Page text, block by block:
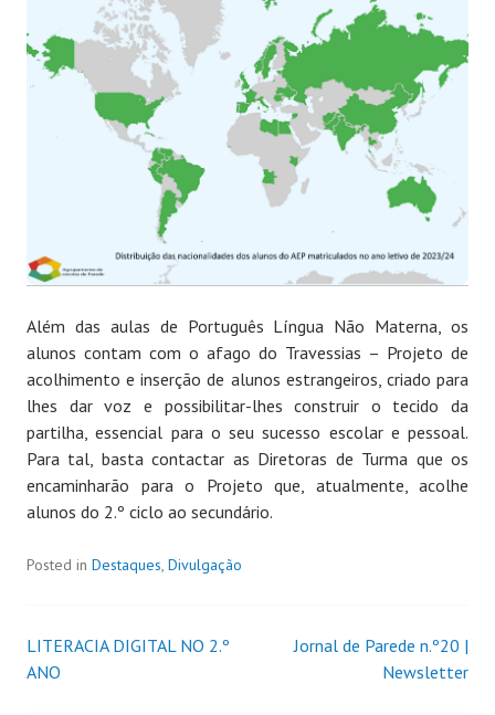
Além das aulas de Português Língua Não Materna, os
alunos contam com o afago do Travessias – Projeto de
acolhimento e inserção de alunos estrangeiros, criado para
lhes dar voz e possibilitar-lhes construir o tecido da
partilha, essencial para o seu sucesso escolar e pessoal.
Para tal, basta contactar as Diretoras de Turma que os
encaminharão para o Projeto que, atualmente, acolhe
alunos do 2.º ciclo ao secundário.
Posted in Destaques, Divulgação
LITERACIA DIGITAL NO 2.º
ANO
Jornal de Parede n.º20 |
Newsletter